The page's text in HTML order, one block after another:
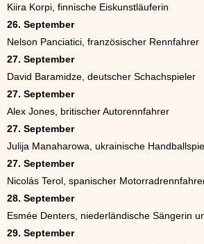
Kiira Korpi, finnische Eiskunstläuferin
26. September
Nelson Panciatici, französischer Rennfahrer
27. September
David Baramidze, deutscher Schachspieler
27. September
Alex Jones, britischer Autorennfahrer
27. September
Julija Manaharowa, ukrainische
27. September
Nicolás Terol, spanischer
28. September
Esmée Denters, niederländische Sängerin
29. September